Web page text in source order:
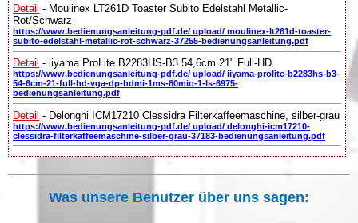
Detail - Moulinex LT261D Toaster Subito Edelstahl Metallic-
Rot/Schwarz
https://www.bedienungsanleitung-pdf.de/ upload/ moulinex-lt261d-toaster-
subito-edelstahl-metallic-rot-schwarz-37255-bedienungsanleitung.pdf
Detail - iiyama ProLite B2283HS-B3 54,6cm 21" Full-HD
https://www.bedienungsanleitung-pdf.de/ upload/ iiyama-prolite-b2283hs-b3-
54-6cm-21-full-hd-vga-dp-hdmi-1ms-80mio-1-ls-6975-
bedienungsanleitung.pdf
Detail - Delonghi ICM17210 Clessidra Filterkaffeemaschine, silber-grau
https://www.bedienungsanleitung-pdf.de/ upload/ delonghi-icm17210-
clessidra-filterkaffeemaschine-silber-grau-37183-bedienungsanleitung.pdf
Was unsere Benutzer über uns sagen: